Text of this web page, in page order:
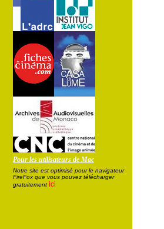
Pour les utilisateurs de Mac
Notre site est optimisé pour le navigateur
FireFox que vous pouvez télécharger
gratuitement ici